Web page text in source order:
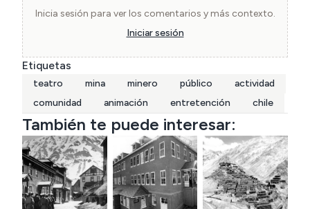
Inicia sesión para ver los comentarios y más contexto.
Iniciar sesión
Etiquetas
teatro mina minero público
actividad
comunidad
animación entretención chile
También te puede interesar: